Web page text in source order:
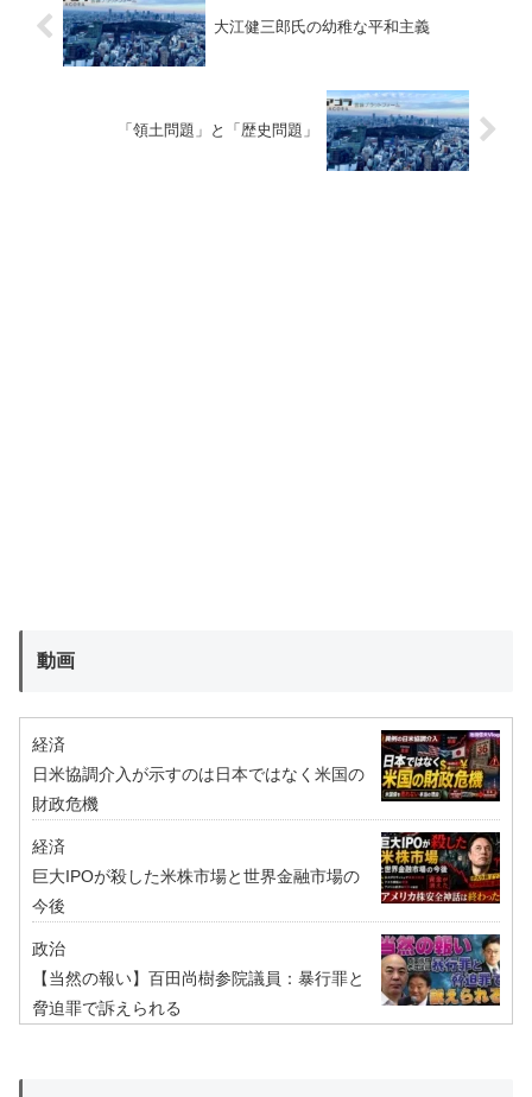
大江健三郎氏の幼稚な平和主義
「領土問題」と「歴史問題」
動画
経済
日米協調介入が示すのは日本ではなく米国の
財政危機
経済
巨大IPOが殺した米株市場と世界金融市場の
今後
政治
【当然の報い】百田尚樹参院議員：暴行罪と
脅迫罪で訴えられる